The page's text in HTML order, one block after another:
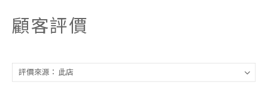
顧客評價